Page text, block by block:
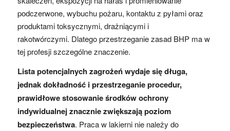
podczerwone, wybuchu pożaru, kontaktu z pyłami oraz
produktami toksycznymi, drażniącymi i
rakotwórczymi. Dlatego przestrzeganie zasad BHP ma w
tej profesji szczególne znaczenie.
Lista potencjalnych zagrożeń wydaje się długa,
jednak dokładność i przestrzeganie procedur,
prawidłowe stosowanie środków ochrony
indywidualnej znacznie zwiększają poziom
bezpieczeństwa. Praca w lakierni nie należy do